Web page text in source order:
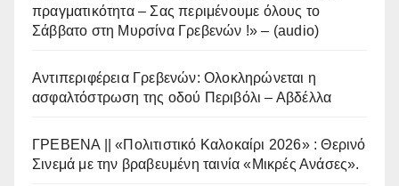
πραγματικότητα – Σας περιμένουμε όλους το
Σάββατο στη Μυρσίνα Γρεβενών !» – (audio)
Αντιπεριφέρεια Γρεβενών: Ολοκληρώνεται η
ασφαλτόστρωση της οδού Περιβόλι – Αβδέλλα
ΓΡΕΒΕΝΑ || «Πολιτιστικό Καλοκαίρι 2026» : Θερινό
Σινεμά με την βραβευμένη ταινία «Μικρές Ανάσες».